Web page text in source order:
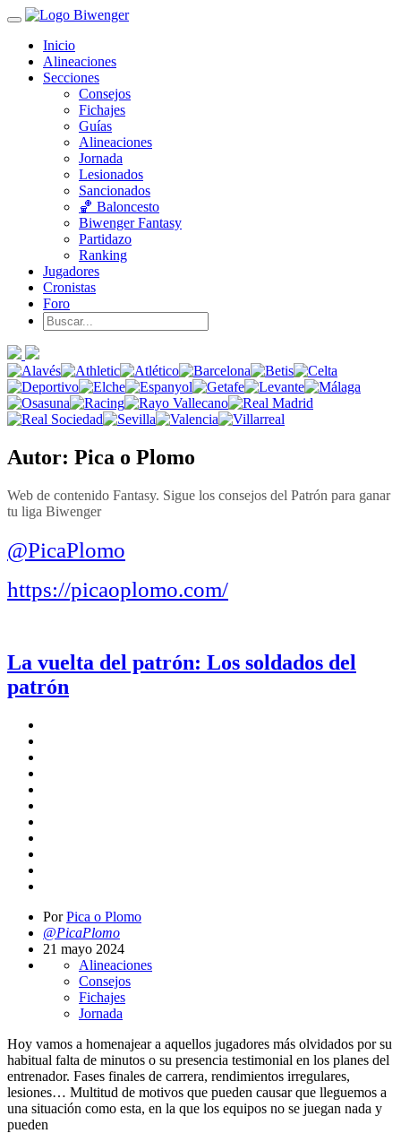
Inicio
Alineaciones
Secciones
Consejos
Fichajes
Guías
Alineaciones
Jornada
Lesionados
Sancionados
🏀 Baloncesto
Biwenger Fantasy
Partidazo
Ranking
Jugadores
Cronistas
Foro
Autor: Pica o Plomo
Web de contenido Fantasy. Sigue los consejos del Patrón para ganar
tu liga Biwenger
@PicaPlomo
https://picaoplomo.com/
La vuelta del patrón: Los soldados del
patrón
PorPica o Plomo
@PicaPlomo
21 mayo 2024
Alineaciones
Consejos
Fichajes
Jornada
Hoy vamos a homenajear a aquellos jugadores más olvidados por su
habitual falta de minutos o su presencia testimonial en los planes del
entrenador. Fases finales de carrera, rendimientos irregulares,
lesiones… Multitud de motivos que pueden causar que lleguemos a
una situación como esta, en la que los equipos no se juegan nada y
pueden